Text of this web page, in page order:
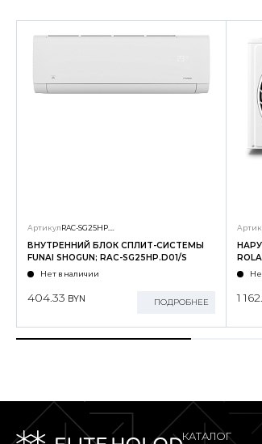
Артикул
ВНУТРЕННИЙ БЛОК СПЛИТ-СИСТЕМЫ
FUNAI SHOGUN; RAC-SG25HP.D01/S
Нет в наличии
404.33 BYN ПОДРОБНЕЕ 1
КАТАЛОГ